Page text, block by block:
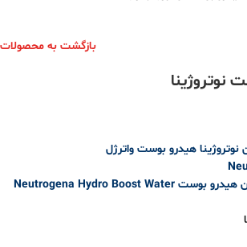
بازگشت به محصولات
نوتروژینا
هیدرو بوست واترژل
واتر ژل بمب آبرسان هیدرو بوست Neutrogena Hydro Boost Water